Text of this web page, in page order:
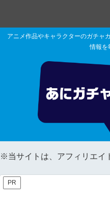
アニメ作品やキャラクターのガチャ
情報を
※当サイトは、アフィリエイ
PR